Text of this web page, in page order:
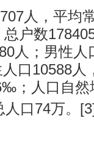
人，平均
户数
人；男性
口10588
；人口自
口74万。